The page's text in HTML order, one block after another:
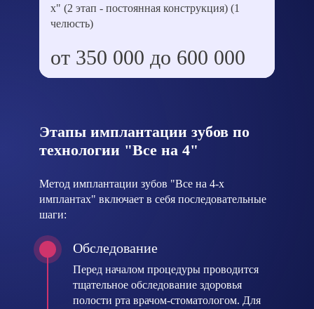
х" (2 этап - постоянная конструкция) (1
челюсть)
от 350 000 до 600 000
Этапы имплантации зубов по
технологии "Все на 4"
Метод имплантации зубов "Все на 4-х
имплантах" включает в себя последовательные
шаги:
Обследование
Перед началом процедуры проводится
тщательное обследование здоровья
полости рта врачом-стоматологом. Для